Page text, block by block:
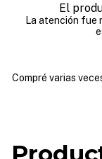
El
La atención fue
Compré varias